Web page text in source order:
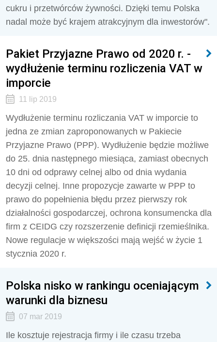
cukru i przetwórców żywności. Dzięki temu Polska
nadal może być krajem atrakcyjnym dla inwestorów".
Pakiet Przyjazne Prawo od 2020 r. -
wydłużenie terminu rozliczenia VAT w
imporcie
11 lip 2019
Wydłużenie terminu rozliczania VAT w imporcie to
jedna ze zmian zaproponowanych w Pakiecie
Przyjazne Prawo (PPP). Wydłużenie będzie możliwe
do 25. dnia następnego miesiąca, zamiast obecnych
10 dni od odprawy celnej albo od dnia wydania
decyzji celnej. Inne propozycje zawarte w PPP to
prawo do popełnienia błędu przez pierwszy rok
działalności gospodarczej, ochrona konsumencka dla
firm z CEIDG czy rozszerzenie definicji rzemieślnika.
Nowe regulacje w większości mają wejść w życie 1
stycznia 2020 r.
Polska nisko w rankingu oceniającym
warunki dla biznesu
07 mar 2019
Ile kosztuje rejestracja firmy i ile czasu trzeba